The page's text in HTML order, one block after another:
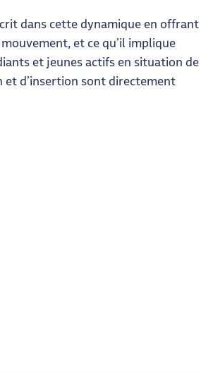
dans cette dynamique en offrant
et ce qu’il implique
et jeunes actifs en situation de
d’insertion sont directement